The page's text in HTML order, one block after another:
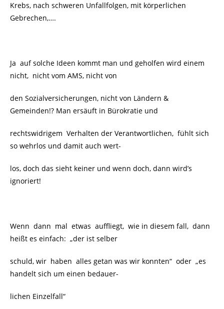
Krebs, nach schweren Unfallfolgen, mit körperlichen
Gebrechen,….
Ja auf solche Ideen kommt man und geholfen wird einem
nicht, nicht vom AMS, nicht von
den Sozialversicherungen, nicht von Ländern &
Gemeinden!? Man ersäuft in Bürokratie und
rechtswidrigem Verhalten der Verantwortlichen, fühlt sich
so wehrlos und damit auch wert-
los, doch das sieht keiner und wenn doch, dann wird’s
ignoriert!
Wenn dann mal etwas auffliegt, wie in diesem fall, dann
heißt es einfach: „der ist selber
schuld, wir haben alles getan was wir konnten“ oder „es
handelt sich um einen bedauer-
lichen Einzelfall“